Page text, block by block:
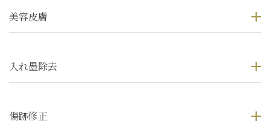
美容皮膚
入れ墨除去
傷跡修正